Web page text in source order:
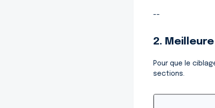
--
2.
Pour que le
sections.